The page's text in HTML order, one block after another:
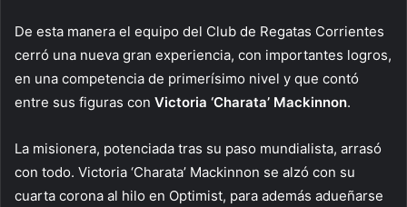
De esta manera el equipo del Club de Regatas Corrientes
cerró una nueva gran experiencia, con importantes logros,
en una competencia de primerísimo nivel y que contó
entre sus figuras con Victoria ‘Charata’ Mackinnon.
La misionera, potenciada tras su paso mundialista, arrasó
con todo. Victoria ‘Charata’ Mackinnon se alzó con su
cuarta corona al hilo en Optimist, para además adueñarse